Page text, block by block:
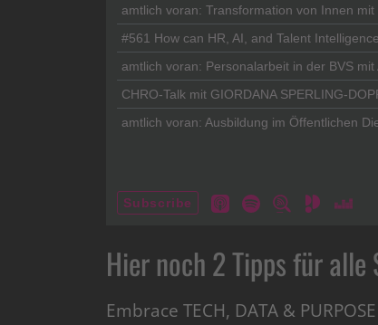
Hier noch 2 Tipps für alle
Embrace TECH, DATA &